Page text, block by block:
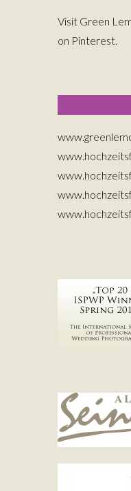
Visit Green
on Pinterest.